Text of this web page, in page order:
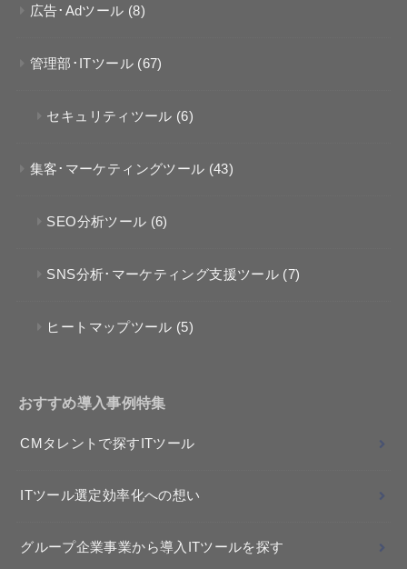
広告･Adツール (8)
管理部･ITツール (67)
セキュリティツール (6)
集客･マーケティングツール (43)
SEO分析ツール (6)
SNS分析･マーケティング支援ツール (7)
ヒートマップツール (5)
おすすめ導入事例特集
CMタレントで探すITツール
ITツール選定効率化への想い
グループ企業事業から導入ITツールを探す